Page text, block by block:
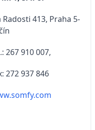
Radosti 413, Praha 5-
267 910 007,
272 937 846